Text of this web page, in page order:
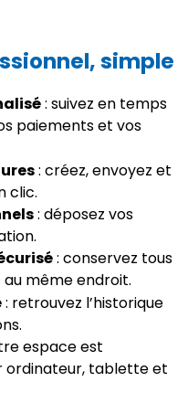
simple
: suivez en temps
paiements et vos
: créez, envoyez et
clic.
: déposez vos
: conservez tous
même endroit.
: retrouvez l’historique
espace est
ordinateur, tablette et